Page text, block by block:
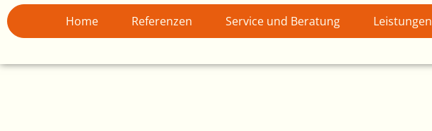
Home Referenzen Service und Beratung Leistungen